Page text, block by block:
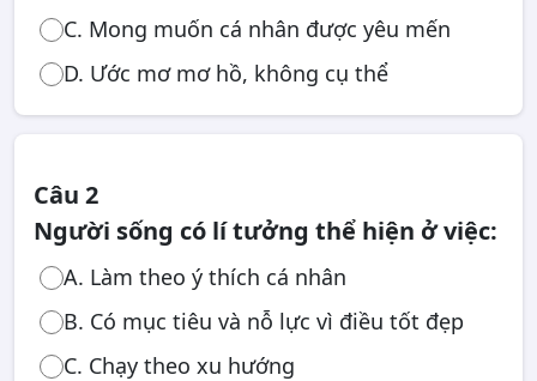
C. Mong muốn cá nhân được yêu mến
D. Ước mơ mơ hồ, không cụ thể
Câu 2
Người sống có lí tưởng thể hiện ở việc:
A. Làm theo ý thích cá nhân
B. Có mục tiêu và nỗ lực vì điều tốt đẹp
C. Chạy theo xu hướng